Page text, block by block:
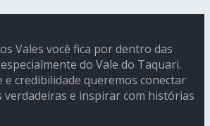
Vales você fica por dentro das
do Vale do Taquari.
e credibilidade queremos conectar
verdadeiras e inspirar com histórias